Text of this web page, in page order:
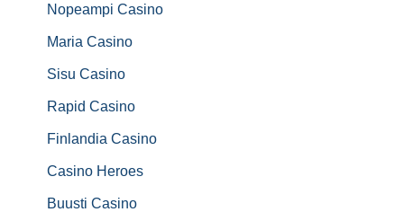
Nopeampi Casino
Maria Casino
Sisu Casino
Rapid Casino
Finlandia Casino
Casino Heroes
Buusti Casino